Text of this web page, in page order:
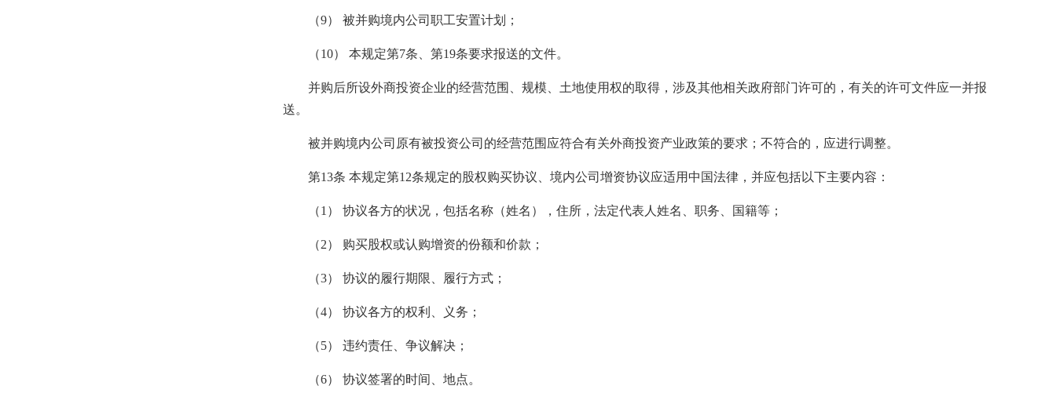
（9） 被并购境内公司职工安置计划；
（10） 本规定第7条、第19条要求报送的文件。
并购后所设外商投资企业的经营范围、规模、土地使用权的取得，涉及其他相关政府部门许可的，有关的许可文件应一并报
送。
被并购境内公司原有被投资公司的经营范围应符合有关外商投资产业政策的要求；不符合的，应进行调整。
第13条 本规定第12条规定的股权购买协议、境内公司增资协议应适用中国法律，并应包括以下主要内容：
（1） 协议各方的状况，包括名称（姓名），住所，法定代表人姓名、职务、国籍等；
（2） 购买股权或认购增资的份额和价款；
（3） 协议的履行期限、履行方式；
（4） 协议各方的权利、义务；
（5） 违约责任、争议解决；
（6） 协议签署的时间、地点。